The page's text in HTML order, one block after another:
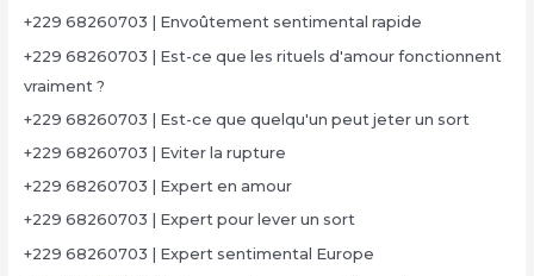
+229 68260703 | Envoûtement sentimental rapide
+229 68260703 | Est-ce que les rituels d'amour fonctionnent
vraiment ?
+229 68260703 | Est-ce que quelqu'un peut jeter un sort
+229 68260703 | Eviter la rupture
+229 68260703 | Expert en amour
+229 68260703 | Expert pour lever un sort
+229 68260703 | Expert sentimental Europe